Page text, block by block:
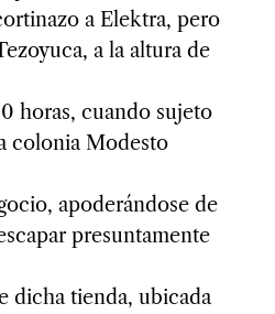
a Elektra, pero
a la altura de
horas, cuando sujeto
colonia Modesto
apoderándose de
presuntamente
dicha tienda, ubicada